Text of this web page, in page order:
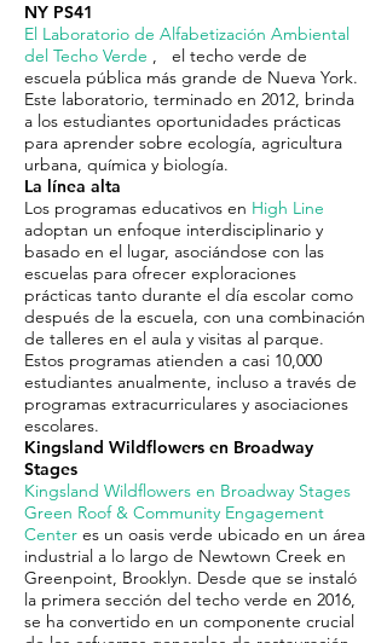
NY PS41
El Laboratorio de Alfabetización Ambiental
del Techo Verde ,
el techo verde de
escuela pública más grande de Nueva York.
Este laboratorio, terminado en 2012, brinda
a los estudiantes oportunidades prácticas
para aprender sobre ecología, agricultura
urbana, química y biología.
La línea alta
Los programas educativos en High Line
adoptan un enfoque interdisciplinario y
basado en el lugar, asociándose con las
escuelas para ofrecer exploraciones
prácticas tanto durante el día escolar como
después de la escuela, con una combinación
de talleres en el aula y visitas al parque.
Estos programas atienden a casi 10,000
estudiantes anualmente, incluso a través de
programas extracurriculares y asociaciones
escolares.
Kingsland Wildflowers en Broadway
Stages
Kingsland Wildflowers en Broadway Stages
Green Roof & Community Engagement
Center es un oasis verde ubicado en un área
industrial a lo largo de Newtown Creek en
Greenpoint, Brooklyn. Desde que se instaló
la primera sección del techo verde en 2016,
se ha convertido en un componente crucial